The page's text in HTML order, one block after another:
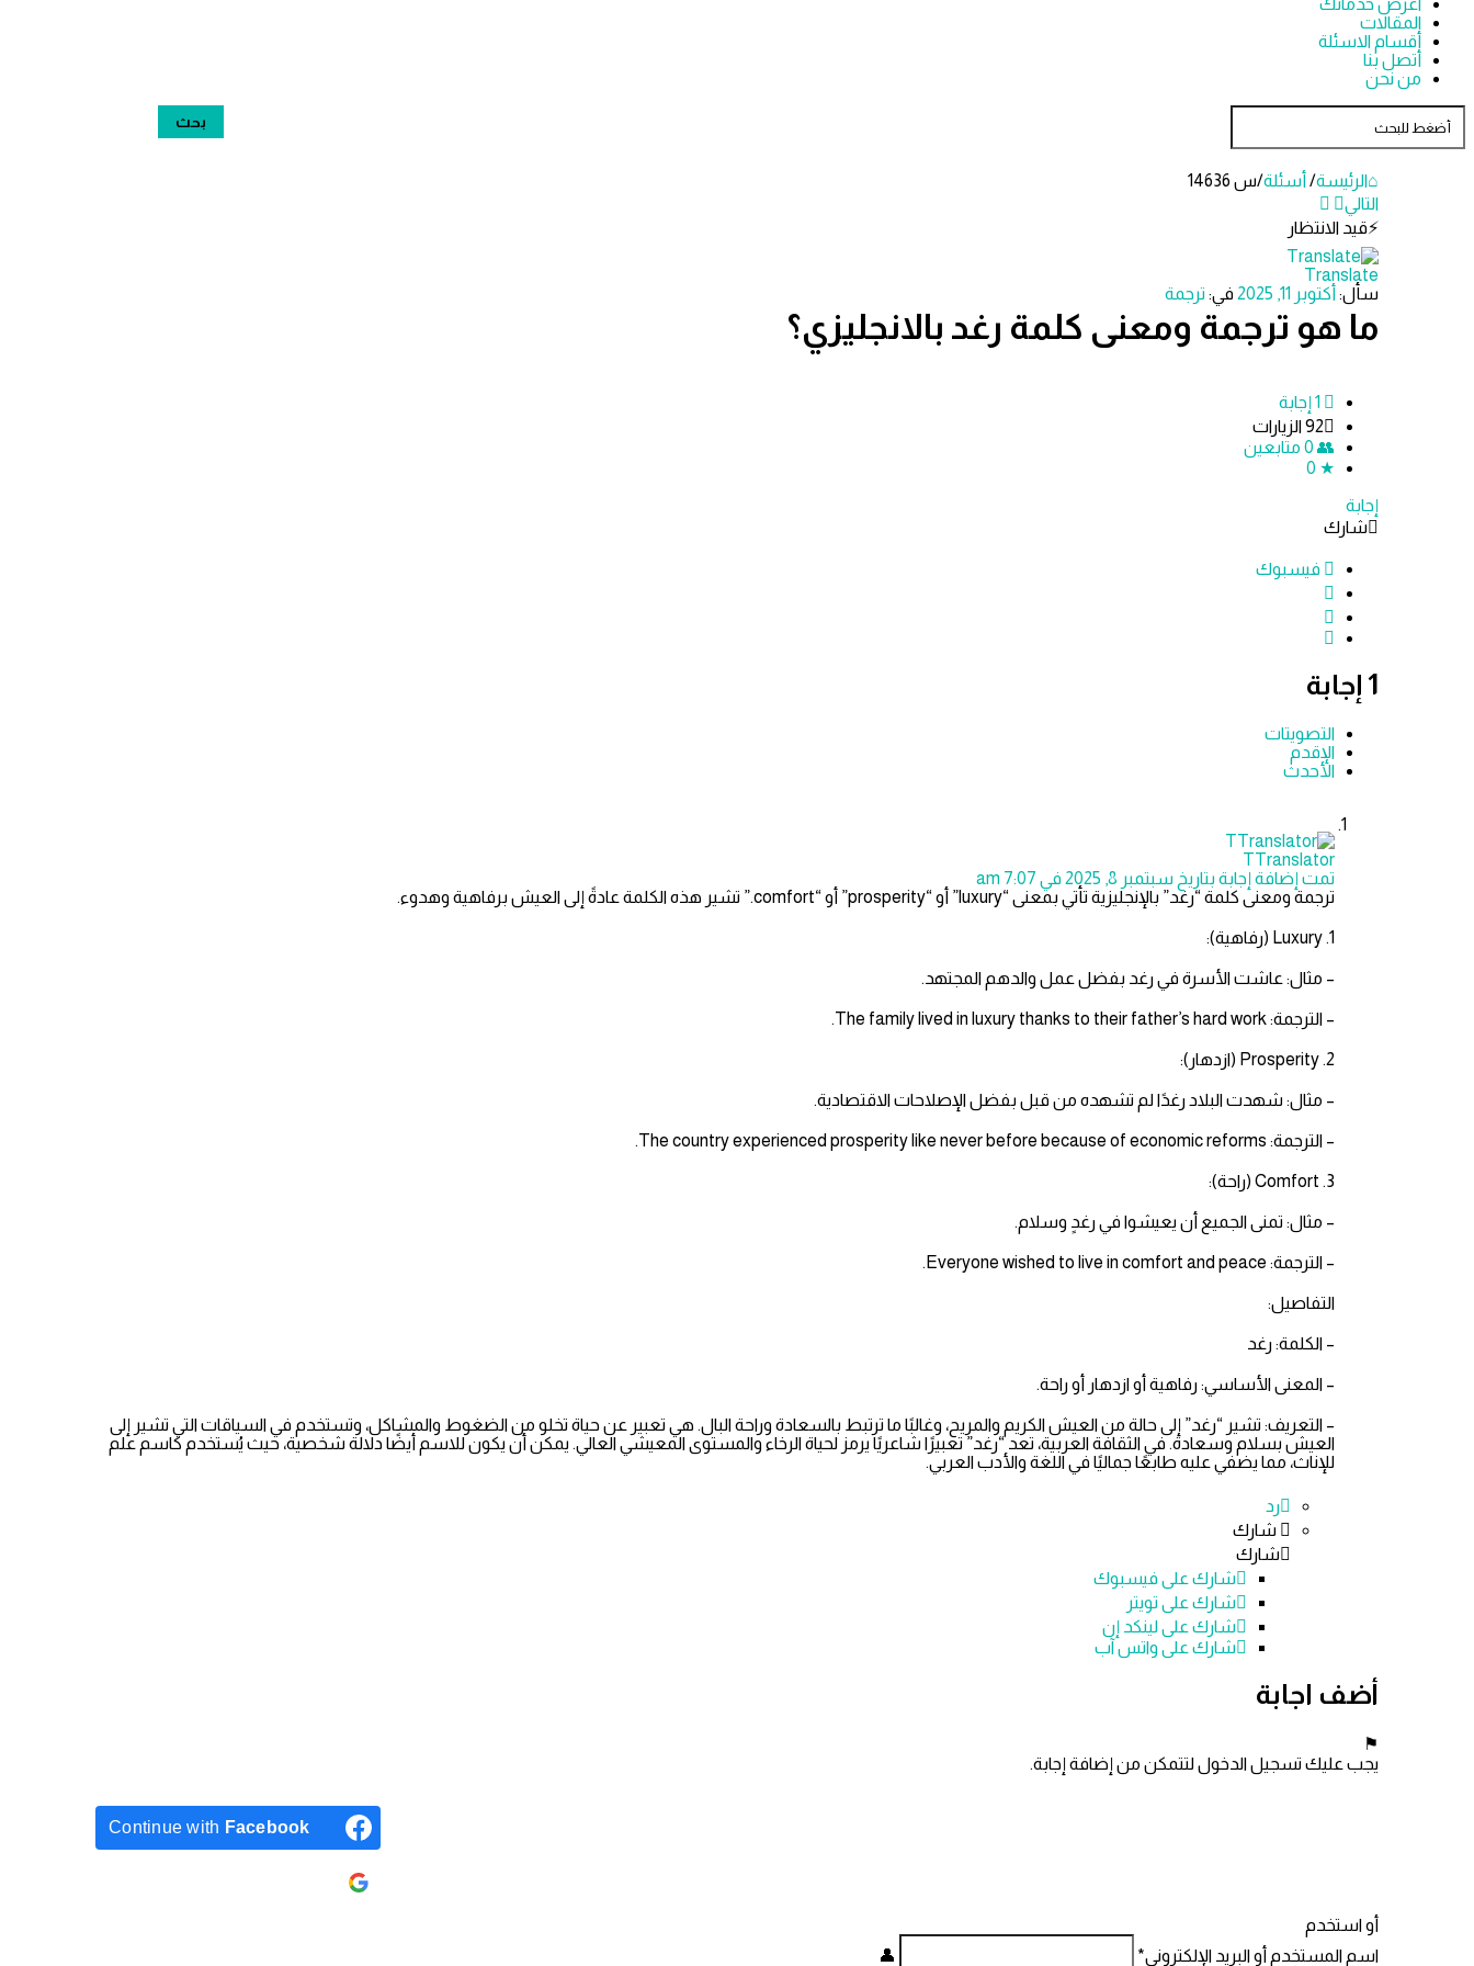
اعرض خدماتك
المقالات
أقسام الاسئلة
أتصل بنا
من نحن
الرئيسة/ أسئلة/س 14636
التالي
قيد الانتظار
دليل
الترجمة
الاحدث
أسئلة
Translate
سأل: أكتوبر 11, 2025 في: ترجمة
ما هو ترجمة ومعنى كلمة رغد بالانجليزي؟
‫1 إجابة
92الزيارات
0 متابعين
0
إجابة
شارك
فيسبوك
‫1 إجابة
التصويتات
الإقدم
الأحدث
TTranslator
تمت إضافة إجابة بتاريخ سبتمبر 8, 2025 في 7:07 am
ترجمة ومعنى كلمة “رغد” بالإنجليزية تأتي بمعنى “luxury” أو “prosperity” أو “comfort.” تشير هذه الكلمة عادةً إلى العيش برفاهية وهدوء.
1. Luxury (رفاهية):
– مثال: عاشت الأسرة في رغد بفضل عمل والدهم المجتهد.
– الترجمة: The family lived in luxury thanks to their father’s hard work.
2. Prosperity (ازدهار):
– مثال: شهدت البلاد رغدًا لم تشهده من قبل بفضل الإصلاحات الاقتصادية.
– الترجمة: The country experienced prosperity like never before because of economic reforms.
3. Comfort (راحة):
– مثال: تمنى الجميع أن يعيشوا في رغدٍ وسلام.
– الترجمة: Everyone wished to live in comfort and peace.
التفاصيل:
– الكلمة: رغد
– المعنى الأساسي: رفاهية أو ازدهار أو راحة.
– التعريف: تشير “رغد” إلى حالة من العيش الكريم والمريح، وغالبًا ما ترتبط بالسعادة وراحة البال. هي تعبير عن حياة تخلو من الضغوط والمشاكل، وتستخدم في السياقات التي تشير إلى
العيش بسلام وسعادة. في الثقافة العربية، تعد “رغد” تعبيرًا شاعريًا يرمز لحياة الرخاء والمستوى المعيشي العالي. يمكن أن يكون للاسم أيضًا دلالة شخصية، حيث يُستخدم كاسم علم
للإناث، مما يضفي عليه طابعًا جماليًا في اللغة والأدب العربي.
رد
شارك
شارك
شارك على فيسبوك
شارك على تويتر
شارك على لينكد إن
شارك على واتس آب
أضف اجابة
يجب عليك تسجيل الدخول لتتمكن من إضافة إجابة.
Continue with Facebook
أو استخدم
اسم المستخدم أو البريد الإلكتروني*